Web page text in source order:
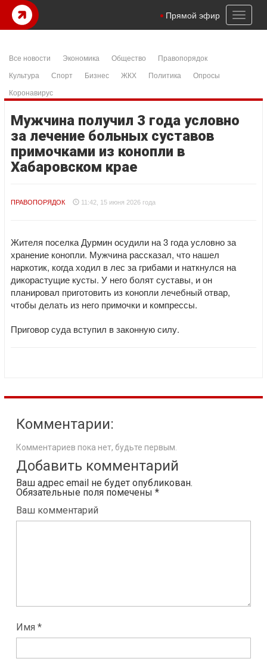
Toggle
Прямой эфир
Все новости Экономика Общество
Правопорядок
Культура
Спорт Бизнес ЖКХ Политика
Опросы
Коронавирус
Мужчина получил 3 года условно
за лечение больных суставов
примочками из конопли в
Хабаровском крае
ПРАВОПОРЯДОК 11:42, 15 июня 2026 года
Жителя поселка Дурмин осудили на 3 года условно за
хранение конопли. Мужчина рассказал, что нашел
наркотик, когда ходил в лес за грибами и наткнулся на
дикорастущие кусты. У него болят суставы, и он
планировал приготовить из конопли лечебный отвар,
чтобы делать из него примочки и компрессы.
Приговор суда вступил в законную силу.
Комментарии:
Комментариев пока нет, будьте первым.
Добавить комментарий
Ваш адрес email не будет опубликован.
Обязательные поля помечены *
Ваш комментарий
Имя *